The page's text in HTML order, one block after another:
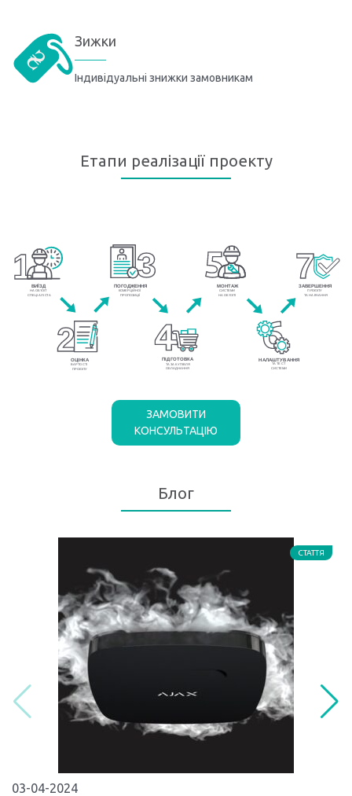
Зижки
Індивідуальні знижки замовникам
Етапи реалізації проекту
ЗАМОВИТИ
КОНСУЛЬТАЦІЮ
Блог
СТАТТЯ
03-04-2024